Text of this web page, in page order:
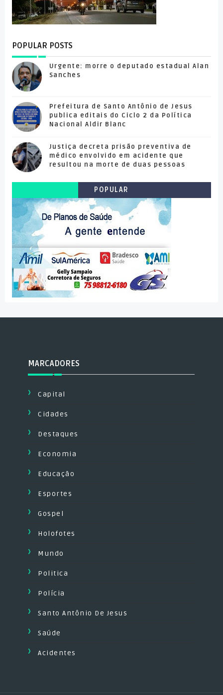
POPULAR POSTS
Urgente: morre o deputado estadual Alan
Sanches
Prefeitura de Santo Antônio de Jesus
publica editais do Ciclo 2 da Política
Nacional Aldir Blanc
Justiça decreta prisão preventiva de
médico envolvido em acidente que
resultou na morte de duas pessoas
POPULAR
MARCADORES
Capital
Cidades
Destaques
Economia
Educação
Esportes
Gospel
Holofotes
Mundo
Politica
Polícia
Santo Antônio De Jesus
Saúde
Acidentes